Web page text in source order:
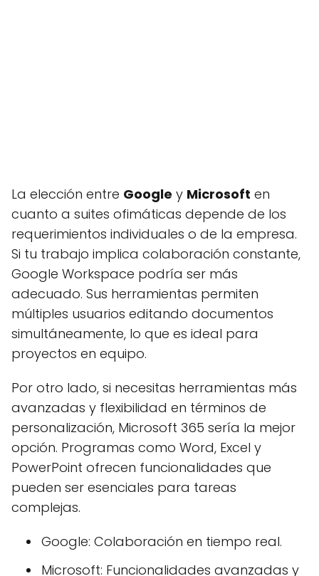
La elección entre Google y Microsoft en
cuanto a suites ofimáticas depende de los
requerimientos individuales o de la empresa.
Si tu trabajo implica colaboración constante,
Google Workspace podría ser más
adecuado. Sus herramientas permiten
múltiples usuarios editando documentos
simultáneamente, lo que es ideal para
proyectos en equipo.
Por otro lado, si necesitas herramientas más
avanzadas y flexibilidad en términos de
personalización, Microsoft 365 sería la mejor
opción. Programas como Word, Excel y
PowerPoint ofrecen funcionalidades que
pueden ser esenciales para tareas
complejas.
Google: Colaboración en tiempo real.
Microsoft: Funcionalidades avanzadas y